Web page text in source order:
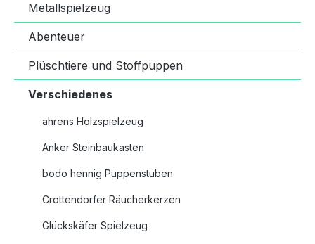
Metallspielzeug
Abenteuer
Plüschtiere und Stoffpuppen
Verschiedenes
ahrens Holzspielzeug
Anker Steinbaukasten
bodo hennig Puppenstuben
Crottendorfer Räucherkerzen
Glückskäfer Spielzeug